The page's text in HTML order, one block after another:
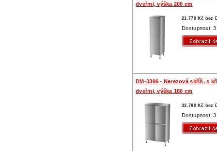
dveřmi, výška 200 cm
21.770 Kč bez
Dostupnost:
DM-3306 - Nerezová skříň, s
dveřmi, výška 180 cm
33.780 Kč bez
Dostupnost: